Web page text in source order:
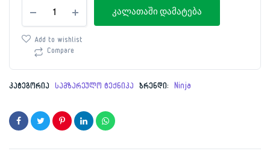
price
1,599.00 ₾.
price
1,399.00 ₾.
Ninja
OG901EU
რაოდენობა
კალათაში დამატება
Add to wishlist
Compare
კატეგორია სამზარეულო ტექნიკა ბრენდი: Ninja